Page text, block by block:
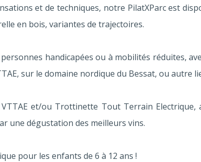
et de techniques, notre PilatXParc est
en bois, variantes de trajectoires.
handicapées ou à mobilités réduites,
sur le domaine nordique du Bessat, ou autre
et/ou Trottinette Tout Terrain Electrique,
une dégustation des meilleurs vins.
pour les enfants de 6 à 12 ans !